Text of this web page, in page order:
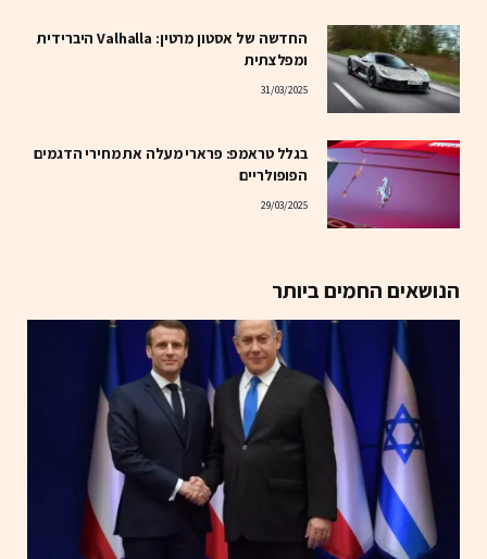
החדשה של אסטון מרטין: Valhalla היברידית
ומפלצתית
31/03/2025
בגלל טראמפ: פרארי מעלה את מחירי הדגמים
הפופולריים
29/03/2025
הנושאים החמים ביותר